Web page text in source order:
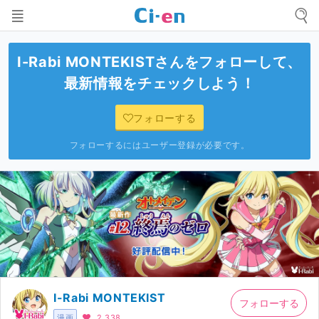
I-Rabi MONTEKISTさんをフォローして、
最新情報をチェックしよう！
フォローする
フォローするにはユーザー登録が必要です。
I-Rabi MONTEKIST フォローする